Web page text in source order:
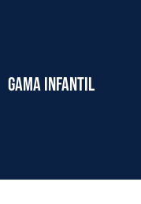
Gama infantil